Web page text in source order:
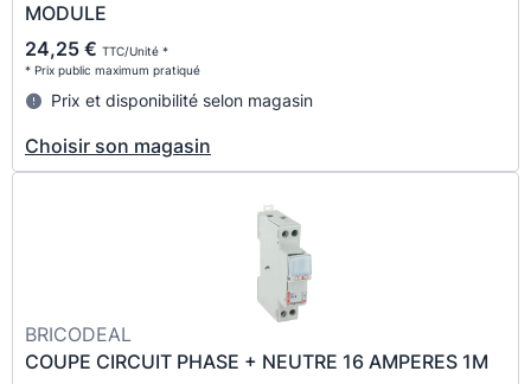
MODULE
24,25 € TTC/Unité *
* Prix public maximum pratiqué
Prix et disponibilité selon magasin
Choisir son magasin
BRICODEAL
COUPE CIRCUIT PHASE + NEUTRE 16 AMPERES 1M